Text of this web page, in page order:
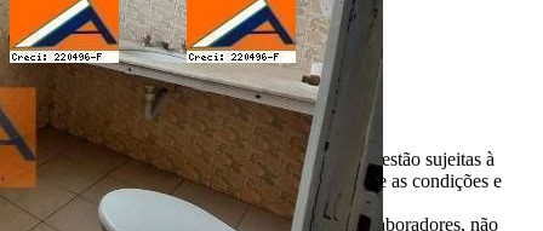
Importante
* Valores, disponibilidade e demais informações estão sujeitas à
alterações. SEMPRE consulte o anunciante sobre as condições e
informações atualizadas do imóvel anunciado.
Portal Casa Bauru
, incluindo todos seus colaboradores, não